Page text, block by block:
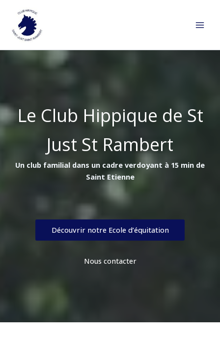
contenu
Le Club Hippique de St
Just St Rambert
Un club familial dans un cadre verdoyant à 15 min de
Saint Etienne
Découvrir notre Ecole d’équitation
Nous contacter